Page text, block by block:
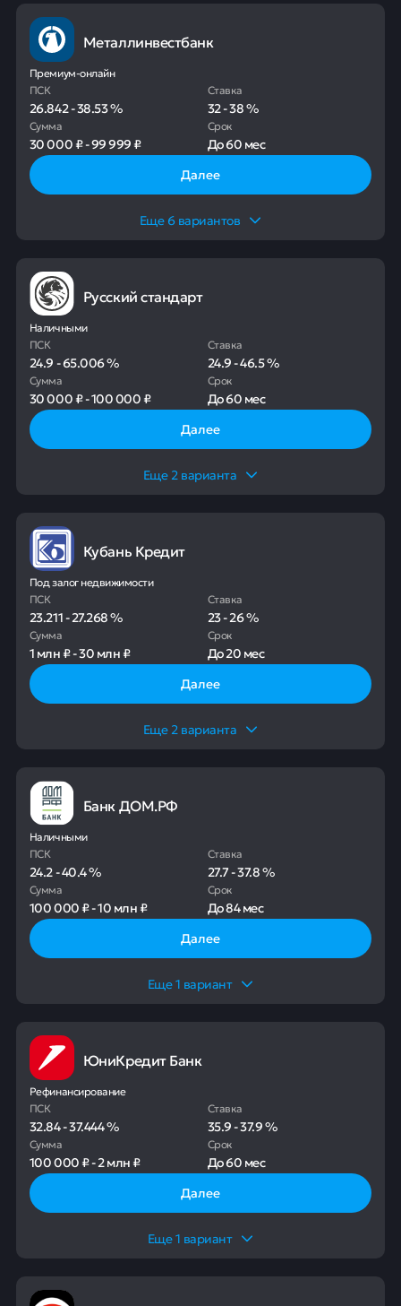
Металлинвестбанк
Премиум-онлайн
ПСК
26.842-38.53%
Ставка
32-38%
Сумма
30 000 ₽-99 999 ₽
Срок
До60 мес
Далее
Еще6 вариантов
Русский стандарт
Наличными
ПСК
24.9-65.006%
Ставка
24.9-46.5%
Сумма
30 000 ₽-100 000 ₽
Срок
До60 мес
Далее
Еще2 варианта
Кубань Кредит
Под залог недвижимости
ПСК
23.211-27.268%
Ставка
23-26%
Сумма
1 млн ₽-30 млн ₽
Срок
До20 мес
Далее
Еще2 варианта
Банк ДОМ.РФ
Наличными
ПСК
24.2-40.4%
Ставка
27.7-37.8%
Сумма
100 000 ₽-10 млн ₽
Срок
До84 мес
Далее
Еще1 вариант
ЮниКредит Банк
Рефинансирование
ПСК
32.84-37.444%
Ставка
35.9-37.9%
Сумма
100 000 ₽-2 млн ₽
Срок
До60 мес
Далее
Еще1 вариант